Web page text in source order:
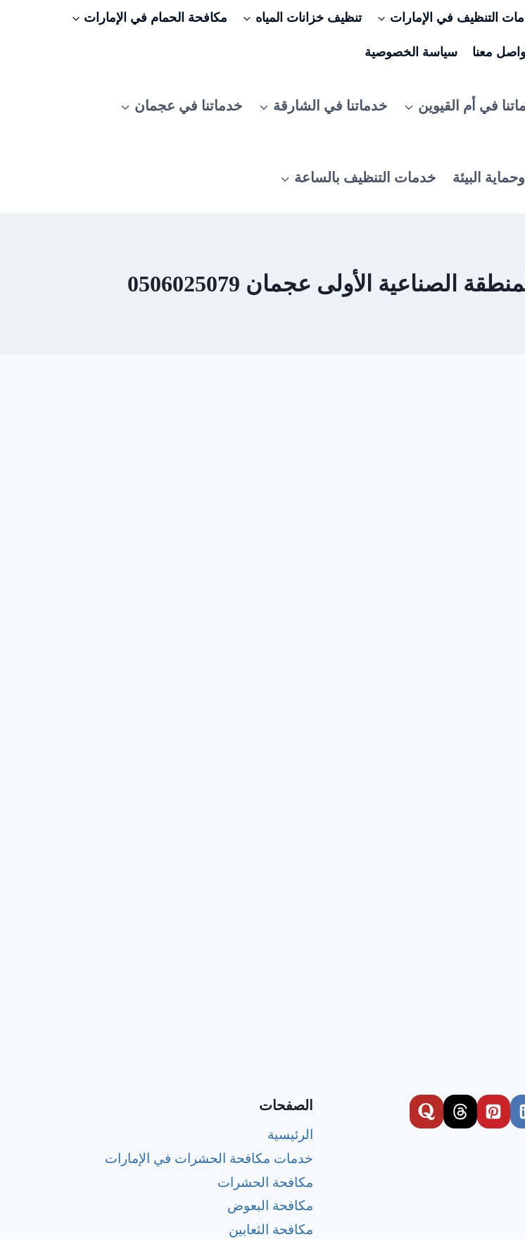
التنظيف في الإمارات تنظيف خزانات المياه مكافحة الحمام في الإمارات
معنا سياسة الخصوصية
في أم القيوين خدماتنا في الشارقة خدماتنا في عجمان
البيئة خدمات التنظيف بالساعة
الأولى عجمان 0506025079
الصفحات
الرئيسية
خدمات مكافحة الحشرات في الإمارات
مكافحة الحشرات
مكافحة البعوض
مكافحة الثعابين